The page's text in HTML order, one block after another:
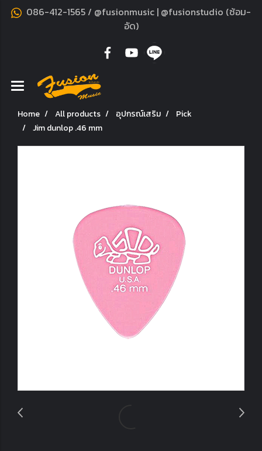
086-412-1565 / @fusionmusic | @fusionstudio (ซ้อม-
อัด)
Home All products อุปกรณ์เสริม
Pick
Jim dunlop .46 mm